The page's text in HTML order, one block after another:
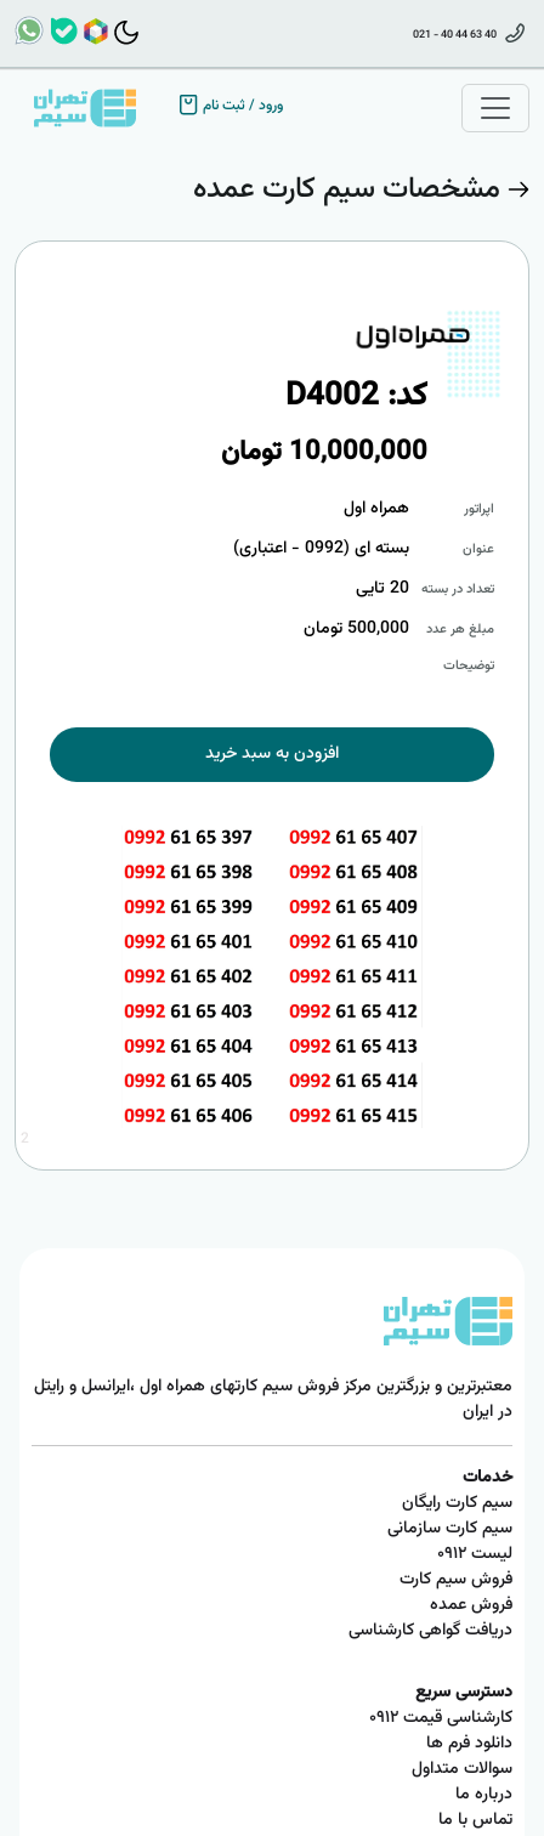
021 - 40 44 63 40
ورود/ثبت نام
مشخصات سیم کارت عمده
کد: D4002
10,000,000 تومان
اپراتور همراه اول
عنوان بسته ای (0992 - اعتباری)
تعداد در بسته 20 تایی
مبلغ هر عدد 500,000 تومان
توضیحات
افزودن به سبد خرید
2
معتبرترین و بزرگترین مرکز فروش سیم کارتهای همراه اول ،ایرانسل و رایتل
در ایران
خدمات
سیم کارت رایگان
سیم کارت سازمانی
لیست ۰۹۱۲
فروش سیم کارت
فروش عمده
دریافت گواهی کارشناسی
دسترسی سریع
کارشناسی قیمت ۰۹۱۲
دانلود فرم ها
سوالات متداول
درباره ما
تماس با ما